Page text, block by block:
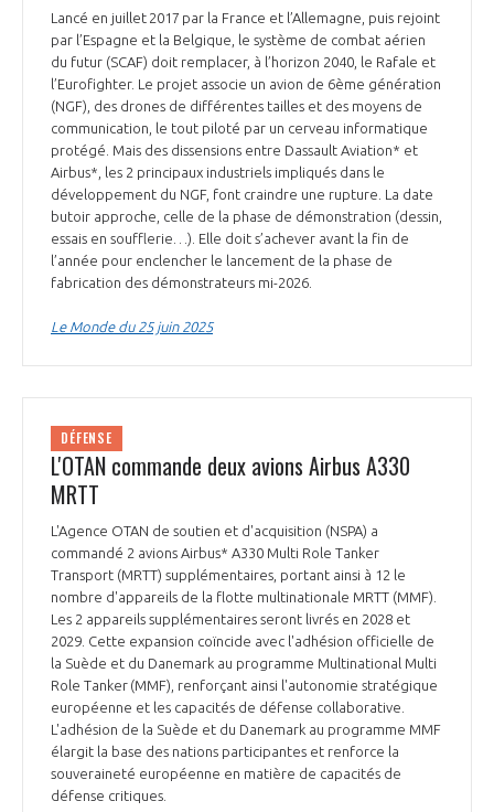
COMPÉTITIVITÉ
EMPLOI & FORMATION
ENVIRONNEMENT
INNOVATION
INTERNATIONALISATION
LES PUBLICATIONS
DOCUMENTS & BROCHURES
RAPPORTS D'ACTIVITÉS
Lancé en juillet 2017 par la France et l’Allemagne, puis rejoint
par l’Espagne et la Belgique, le système de combat aérien
du futur (SCAF) doit remplacer, à l’horizon 2040, le Rafale et
l’Eurofighter. Le projet associe un avion de 6ème génération
(NGF), des drones de différentes tailles et des moyens de
communication, le tout piloté par un cerveau informatique
protégé. Mais des dissensions entre Dassault Aviation* et
Airbus*, les 2 principaux industriels impliqués dans le
développement du NGF, font craindre une rupture. La date
butoir approche, celle de la phase de démonstration (dessin,
essais en soufflerie…). Elle doit s’achever avant la fin de
l’année pour enclencher le lancement de la phase de
fabrication des démonstrateurs mi-2026.
Le Monde du 25 juin 2025
DÉFENSE
L'OTAN commande deux avions Airbus A330
MRTT
L'Agence OTAN de soutien et d'acquisition (NSPA) a
commandé 2 avions Airbus* A330 Multi Role Tanker
Transport (MRTT) supplémentaires, portant ainsi à 12 le
nombre d'appareils de la flotte multinationale MRTT (MMF).
Les 2 appareils supplémentaires seront livrés en 2028 et
2029. Cette expansion coïncide avec l'adhésion officielle de
la Suède et du Danemark au programme Multinational Multi
Role Tanker (MMF), renforçant ainsi l'autonomie stratégique
européenne et les capacités de défense collaborative.
L'adhésion de la Suède et du Danemark au programme MMF
élargit la base des nations participantes et renforce la
souveraineté européenne en matière de capacités de
défense critiques.